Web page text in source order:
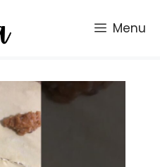
Menu